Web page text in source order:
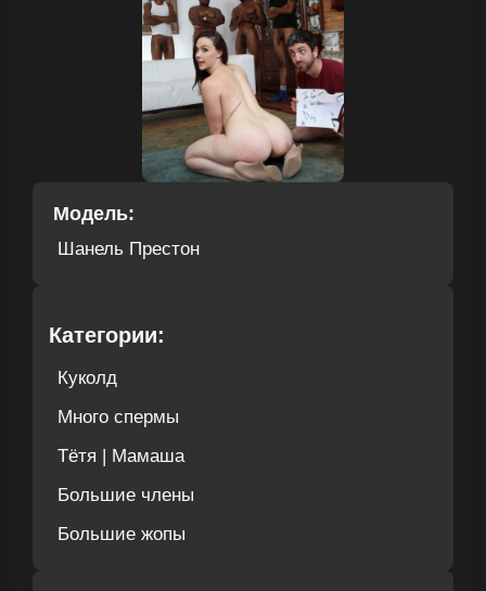
Модель:
Шанель Престон
Категории:
Куколд
Много спермы
Тётя | Мамаша
Большие члены
Большие жопы